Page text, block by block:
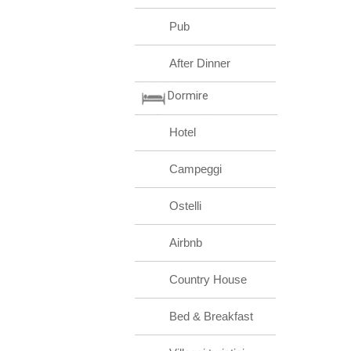
Pub
After Dinner
Dormire
Hotel
Campeggi
Ostelli
Airbnb
Country House
Bed & Breakfast